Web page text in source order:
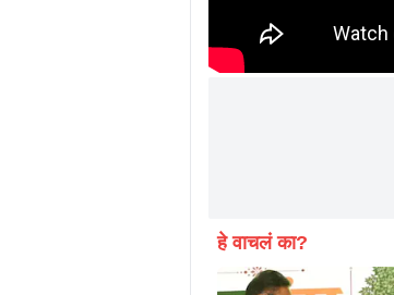
हे वाचलं का?